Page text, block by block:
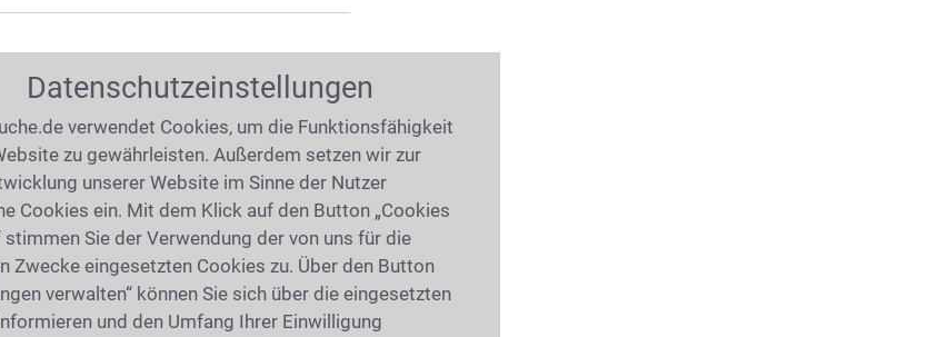
mal gelesen)
Checklisten und Audiobeiträge
Was ist bei einemArbeitsvertrag
Was ist beiAbfindungund
kündigen? Wie wehrt man
Jetzt rechtssicher informieren!
Datenschutzeinstellungen
verwendet Cookies, um die Funktionsfähigkeit
zu gewährleisten. Außerdem setzen wir zur
unserer Website im Sinne der Nutzer
Cookies ein. Mit dem Klick auf den Button „Cookies
stimmen Sie der Verwendung der von uns für die
Zwecke eingesetzten Cookies zu. Über den Button
verwalten“ können Sie sich über die eingesetzten
und den Umfang Ihrer Einwilligung